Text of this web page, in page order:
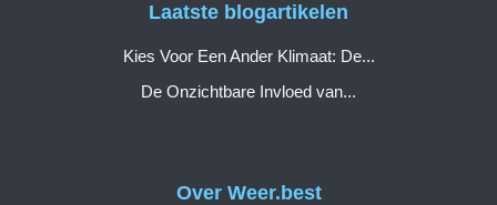
Over Weer.best
Laatste blogartikelen
Kies Voor Een Ander Klimaat: De...
De Onzichtbare Invloed van...